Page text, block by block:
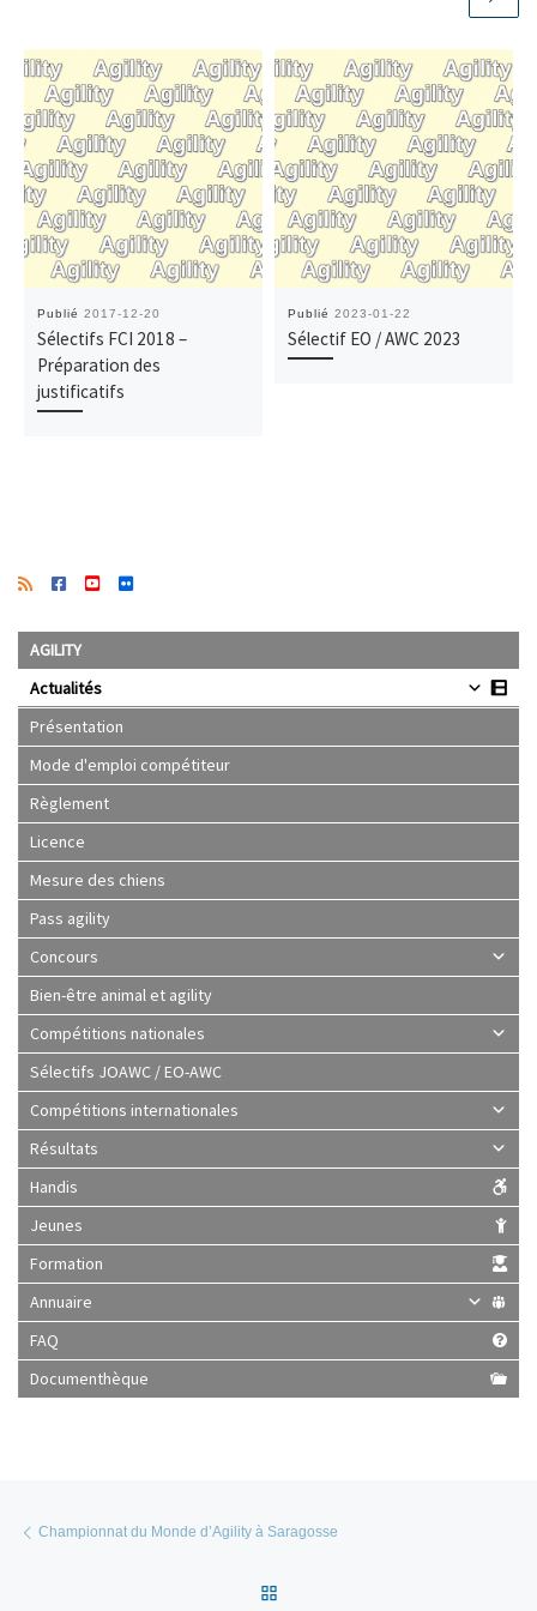
Publié 2017-12-20
Sélectifs FCI 2018 –
Préparation des
justificatifs
Publié 2023-01-22
Sélectif EO / AWC 2023
AGILITY
Actualités
Présentation
Mode d'emploi compétiteur
Règlement
Licence
Mesure des chiens
Pass agility
Concours
Bien-être animal et agility
Compétitions nationales
Sélectifs JOAWC / EO-AWC
Compétitions internationales
Résultats
Handis
Jeunes
Formation
Annuaire
FAQ
Documenthèque
Parcourir les articles
Championnat du Monde d’Agility à Saragosse